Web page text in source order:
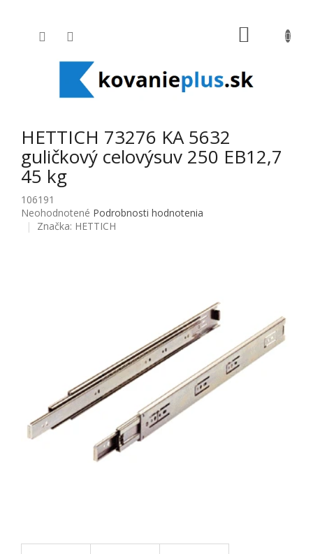
HETTICH 73276 KA 5632
guličkový celovýsuv 250 EB12,7
45 kg
106191
Priemerné hodnotenie produktu je 0,0 z 5 hviezdičiek.
Neohodnotené Podrobnosti hodnotenia
Značka: HETTICH